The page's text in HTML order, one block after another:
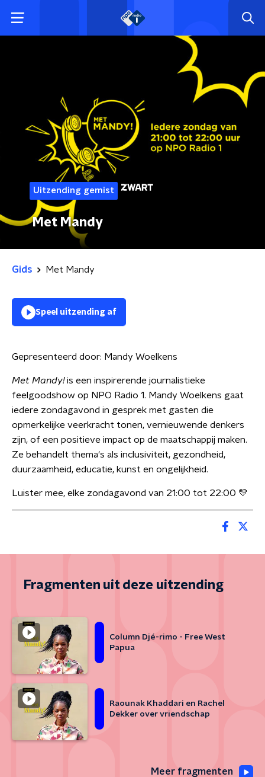
Uitzending gemist
Met Mandy
Gids Met Mandy
Speel uitzending af
Gepresenteerd door: Mandy Woelkens
Met Mandy!is een inspirerende journalistieke
feelgoodshow op NPO Radio 1. Mandy Woelkens gaat
iedere zondagavond in gesprek met gasten die
opmerkelijke veerkracht tonen, vernieuwende denkers
zijn, of een positieve impact op de maatschappij maken.
Ze behandelt thema's als inclusiviteit, gezondheid,
duurzaamheid, educatie, kunst en ongelijkheid.
Luister mee, elke zondagavond van 21:00 tot 22:00 💛
Fragmenten uit deze uitzending
Column Djé-rimo - Free West
Papua
Raounak Khaddari en Rachel
Dekker over vriendschap
Meer fragmenten